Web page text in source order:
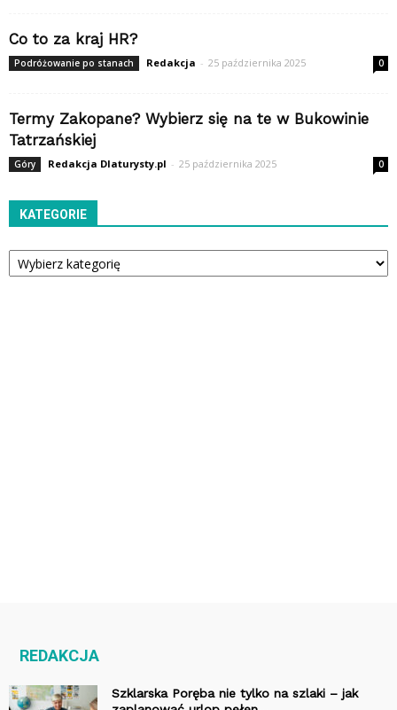
Co to za kraj HR?
Podróżowanie po stanach Redakcja - 25 października 2025 0
Termy Zakopane? Wybierz się na te w Bukowinie
Tatrzańskiej
Góry Redakcja Dlaturysty.pl - 25 października 2025 0
KATEGORIE
Kategorie
REDAKCJA
Szklarska Poręba nie tylko na szlaki – jak